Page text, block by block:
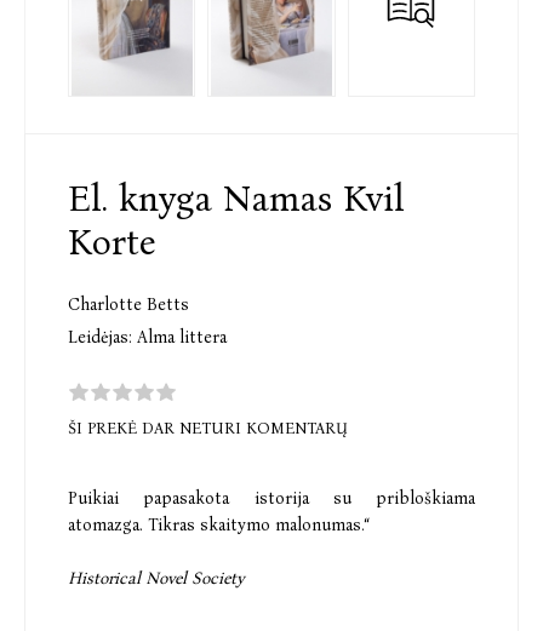
El. knyga Namas Kvil
Korte
Charlotte Betts
Leidėjas: Alma littera
ŠI PREKĖ DAR NETURI KOMENTARŲ
Puikiai papasakota istorija su pribloškiama
atomazga. Tikras skaitymo malonumas.“
Historical Novel Society